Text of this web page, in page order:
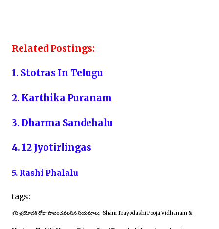
Related Postings:
1. Stotras In Telugu
2. Karthika Puranam
3. Dharma Sandehalu
4. 12 Jyotirlingas
5. Rashi Phalalu
tags:
శని త్రయోదశి రోజు పాటించవలసిన నియమాలు, Shani Trayodashi Pooja Vidhanam &